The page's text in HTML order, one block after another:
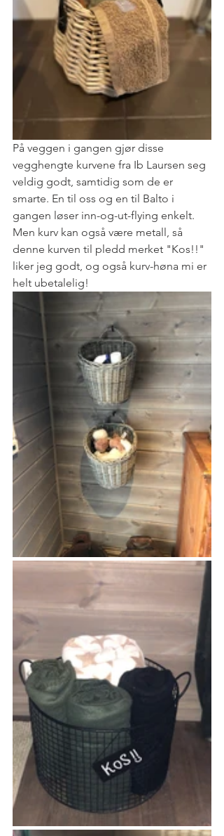
På veggen i gangen gjør disse
vegghengte kurvene fra Ib Laursen seg
veldig godt, samtidig som de er
smarte. En til oss og en til Balto i
gangen løser inn-og-ut-flying enkelt.
Men kurv kan også være metall, så
denne kurven til pledd merket "Kos!!"
liker jeg godt, og også kurv-høna mi er
helt ubetalelig!